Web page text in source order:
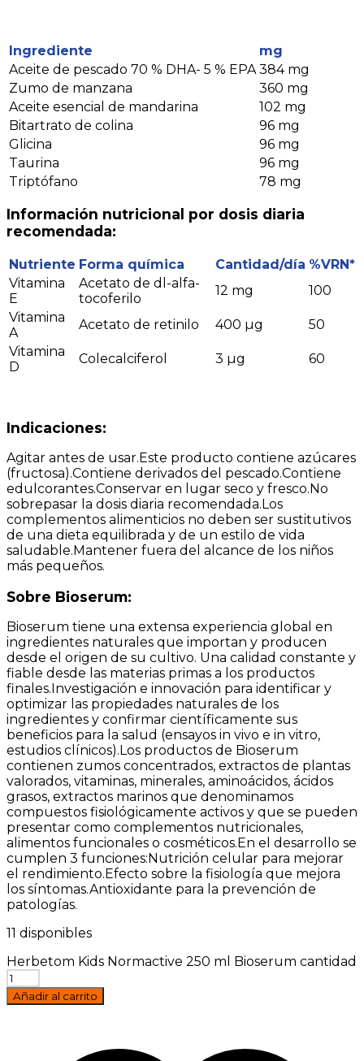
Ingrediente
mg
Aceite de pescado 70 % DHA- 5 % EPA 384 mg
Zumo de manzana
360 mg
Aceite esencial de mandarina
102 mg
Bitartrato de colina
96 mg
Glicina
96 mg
Taurina
96 mg
Triptófano
78 mg
Información nutricional por dosis diaria
recomendada:
Nutriente Forma química Cantidad/día %VRN*
Vitamina
E
Acetato de dl-alfa-
tocoferilo
12 mg
100
Vitamina
A
Acetato de retinilo 400 µg
50
Vitamina
D
Colecalciferol 3 µg 60
Indicaciones:
Agitar antes de usar.Este producto contiene azúcares
(fructosa).Contiene derivados del pescado.Contiene
edulcorantes.Conservar en lugar seco y fresco.No
sobrepasar la dosis diaria recomendada.Los
complementos alimenticios no deben ser sustitutivos
de una dieta equilibrada y de un estilo de vida
saludable.Mantener fuera del alcance de los niños
más pequeños.
Sobre Bioserum:
Bioserum tiene una extensa experiencia global en
ingredientes naturales que importan y producen
desde el origen de su cultivo. Una calidad constante y
fiable desde las materias primas a los productos
finales.Investigación e innovación para identificar y
optimizar las propiedades naturales de los
ingredientes y confirmar científicamente sus
beneficios para la salud (ensayos in vivo e in vitro,
estudios clínicos).Los productos de Bioserum
contienen zumos concentrados, extractos de plantas
valorados, vitaminas, minerales, aminoácidos, ácidos
grasos, extractos marinos que denominamos
compuestos fisiológicamente activos y que se pueden
presentar como complementos nutricionales,
alimentos funcionales o cosméticos.En el desarrollo se
cumplen 3 funciones:Nutrición celular para mejorar
el rendimiento.Efecto sobre la fisiología que mejora
los síntomas.Antioxidante para la prevención de
patologías.
11 disponibles
Herbetom Kids Normactive 250 ml Bioserum cantidad
Añadir al carrito